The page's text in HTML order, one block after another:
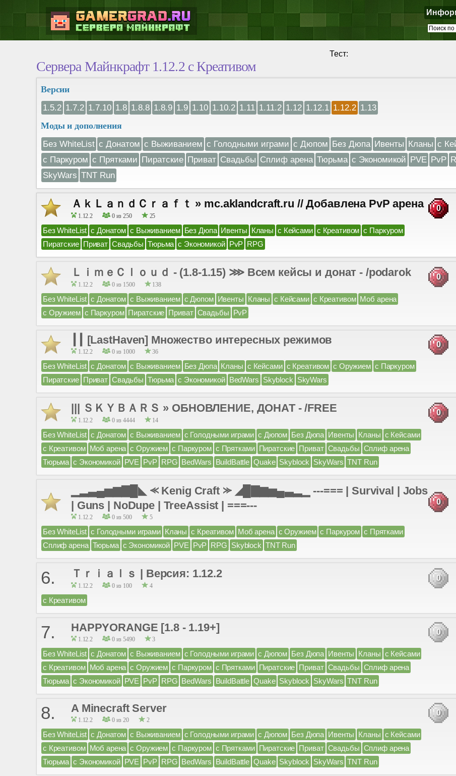
Тест:
Сервера Майнкрафт 1.12.2 с Креативом
Версии
1.5.2 1.7.2 1.7.10 1.8 1.8.8 1.8.9 1.9 1.10 1.10.2 1.11 1.11.2 1.12 1.12.1 1.12.2 1.13
Моды и дополнения
Без WhiteList с Донатом с Выживанием с Голодными играми с Дюпом Без Дюпа Ивенты Кланы с
с Паркуром с Прятками Пиратские Приват Свадьбы Сплиф арена Тюрьма с Экономикой PVE PvP
SkyWars TNT Run
ＡｋＬａｎｄＣｒａｆｔ » mc.aklandcraft.ru // Добавлена PvP арена
1.12.2 0 из 250 25
0
Без WhiteList с Донатом с Выживанием Без Дюпа Ивенты Кланы с Кейсами с Креативом с Паркуром
Пиратские Приват Свадьбы Тюрьма с Экономикой PvP RPG
ＬｉｍｅＣｌｏｕｄ - (1.8-1.15) ⋙ Всем кейсы и донат - /podarok
1.12.2 0 из 1500 138
0
Без WhiteList с Донатом с Выживанием с Дюпом Ивенты Кланы с Кейсами с Креативом Моб арена
с Оружием с Паркуром Пиратские Приват Свадьбы PvP
┃┃ [LastHaven] Множество интересных режимов
1.12.2 0 из 1000 36
0
Без WhiteList с Донатом с Выживанием Без Дюпа Кланы с Кейсами с Креативом с Оружием с Паркуром
Пиратские Приват Свадьбы Тюрьма с Экономикой BedWars Skyblock SkyWars
||| ＳＫＹＢＡＲＳ » ОБНОВЛЕНИЕ, ДОНАТ - /FREE
1.12.2 0 из 4444 14
0
Без WhiteList с Донатом с Выживанием с Голодными играми с Дюпом Без Дюпа Ивенты Кланы с Кейсами
с Креативом Моб арена с Оружием с Паркуром с Прятками Пиратские Приват Свадьбы Сплиф арена
Тюрьма с Экономикой PVE PvP RPG BedWars BuildBattle Quake Skyblock SkyWars TNT Run
▁▂▃▄▅▆▇█◣ ⪻ Kenig Craft ⪼ ◢█▇▆▅▄▃▂▁ ---=== | Survival | Jobs
| Guns | NoDupe | TreeAssist | ===---
1.12.2 0 из 500 5
0
Без WhiteList с Голодными играми Кланы с Креативом Моб арена с Оружием с Паркуром с Прятками
Сплиф арена Тюрьма с Экономикой PVE PvP RPG Skyblock TNT Run
6. Ｔｒｉａｌｓ | Версия: 1.12.2
1.12.2 0 из 100 4
0
с Креативом
7. HAPPYORANGE [1.8 - 1.19+]
1.12.2 0 из 5490 3
0
Без WhiteList с Донатом с Выживанием с Голодными играми с Дюпом Без Дюпа Ивенты Кланы с Кейсами
с Креативом Моб арена с Оружием с Паркуром с Прятками Пиратские Приват Свадьбы Сплиф арена
Тюрьма с Экономикой PVE PvP RPG BedWars BuildBattle Quake Skyblock SkyWars TNT Run
8. A Minecraft Server
1.12.2 0 из 20 2
0
Без WhiteList с Донатом с Выживанием с Голодными играми с Дюпом Без Дюпа Ивенты Кланы с Кейсами
с Креативом Моб арена с Оружием с Паркуром с Прятками Пиратские Приват Свадьбы Сплиф арена
Тюрьма с Экономикой PVE PvP RPG BedWars BuildBattle Quake Skyblock SkyWars TNT Run